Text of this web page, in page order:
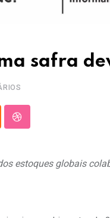
safra
StumbleUpon
estoques globais